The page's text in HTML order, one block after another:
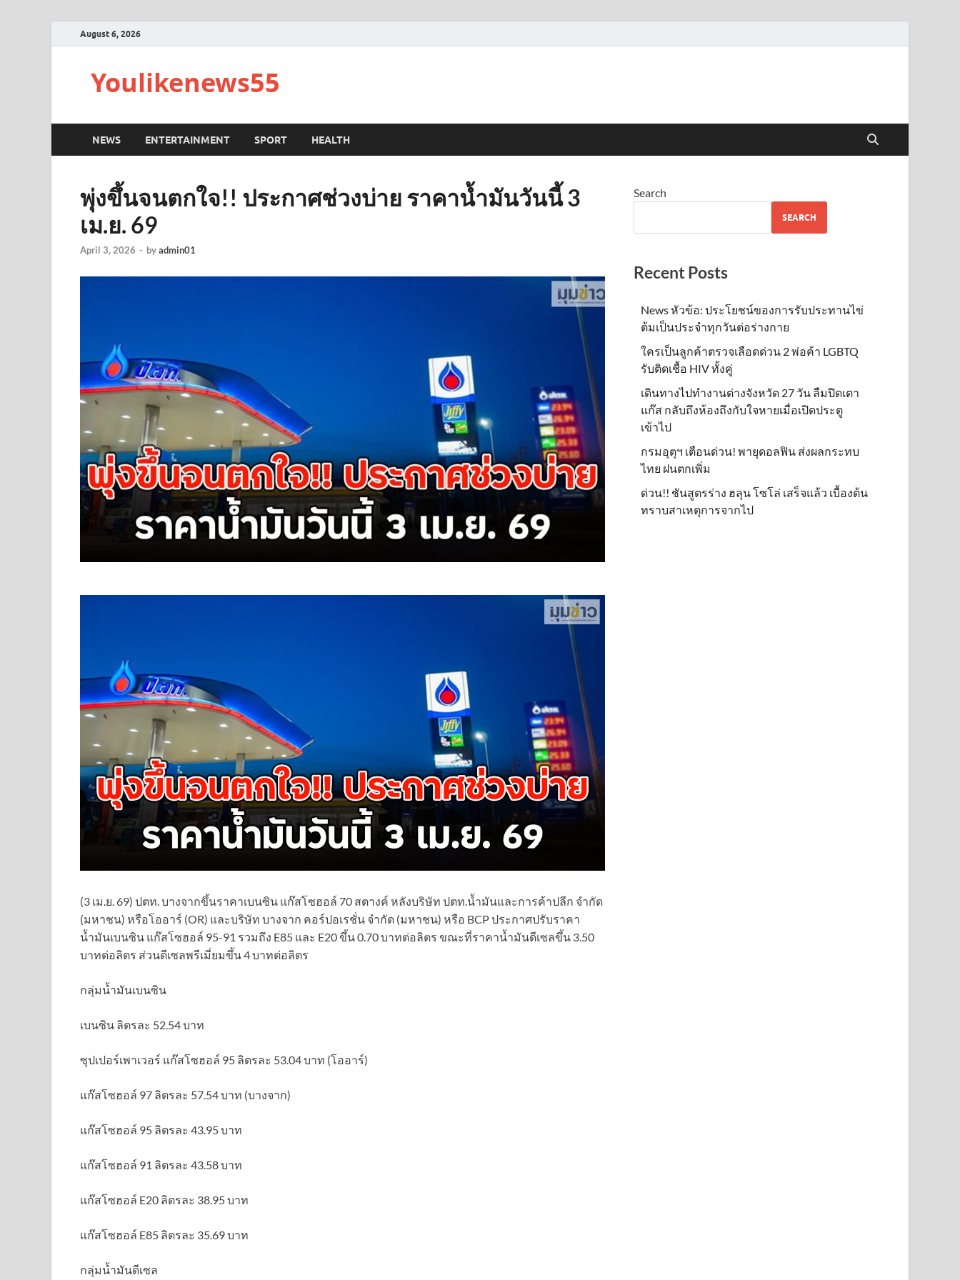
August 6, 2026
Youlikenews55
NEWS ENTERTAINMENT SPORT HEALTH
พุ่งขึ้นจนตกใจ!! ประกาศช่วงบ่าย ราคาน้ำมันวันนี้ 3
เม.ย. 69
April 3, 2026 - byadmin01
(3 เม.ย. 69) ปตท. บางจากขึ้นราคาเบนซิน แก๊สโซฮอล์ 70 สตางค์ หลังบริษัท ปตท.น้ำมันและการค้าปลีก จำกัด
(มหาชน) หรือโออาร์ (OR) และบริษัท บางจาก คอร์ปอเรชั่น จำกัด (มหาชน) หรือ BCP ประกาศปรับราคา
น้ำมันเบนซิน แก๊สโซฮอล์ 95-91 รวมถึง E85 และ E20 ขึ้น 0.70 บาทต่อลิตร ขณะที่ราคาน้ำมันดีเซลขึ้น 3.50
บาทต่อลิตร ส่วนดีเซลพรีเมี่ยมขึ้น 4 บาทต่อลิตร
กลุ่มน้ำมันเบนซิน
เบนซิน ลิตรละ 52.54 บาท
ซุปเปอร์เพาเวอร์ แก๊สโซฮอล์ 95 ลิตรละ 53.04 บาท (โออาร์)
แก๊สโซฮอล์ 97 ลิตรละ 57.54 บาท (บางจาก)
แก๊สโซฮอล์ 95 ลิตรละ 43.95 บาท
แก๊สโซฮอล์ 91 ลิตรละ 43.58 บาท
แก๊สโซฮอล์ E20 ลิตรละ 38.95 บาท
แก๊สโซฮอล์ E85 ลิตรละ 35.69 บาท
กลุ่มน้ำมันดีเซล
Search
SEARCH
Recent Posts
News หัวข้อ: ประโยชน์ของการรับประทานไข่
ต้มเป็นประจำทุกวันต่อร่างกาย
ใครเป็นลูกค้าตรวจเลือดด่วน 2 พ่อค้า LGBTQ
รับติดเชื้อ HIV ทั้งคู่
เดินทางไปทำงานต่างจังหวัด 27 วัน ลืมปิดเตา
แก๊ส กลับถึงห้องถึงกับใจหายเมื่อเปิดประตู
เข้าไป
กรมอุตุฯ เตือนด่วน! พายุดอลฟิน ส่งผลกระทบ
ไทย ฝนตกเพิ่ม
ด่วน!! ชันสูตรร่าง ฮลุน โซโล่ เสร็จแล้ว เบื้องต้น
ทราบสาเหตุการจากไป